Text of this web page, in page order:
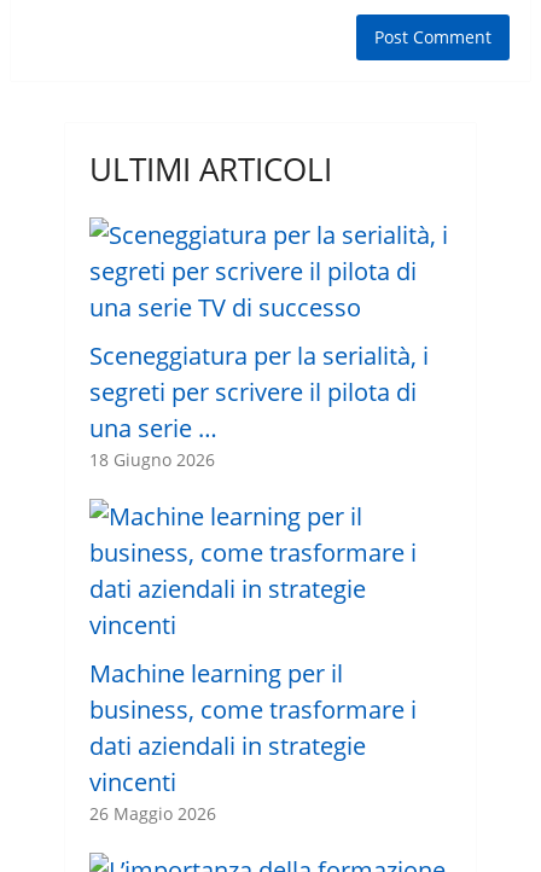
ULTIMI ARTICOLI
Sceneggiatura per la serialità, i
segreti per scrivere il pilota di
una serie …
18 Giugno 2026
Machine learning per il
business, come trasformare i
dati aziendali in strategie
vincenti
26 Maggio 2026